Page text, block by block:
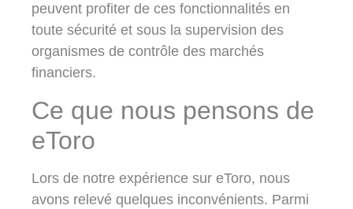
peuvent profiter de ces fonctionnalités en
toute sécurité et sous la supervision des
organismes de contrôle des marchés
financiers.
Ce que nous pensons de
eToro
Lors de notre expérience sur eToro, nous
avons relevé quelques inconvénients. Parmi